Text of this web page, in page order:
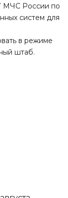
МЧС России по
систем для
в режиме
штаб.